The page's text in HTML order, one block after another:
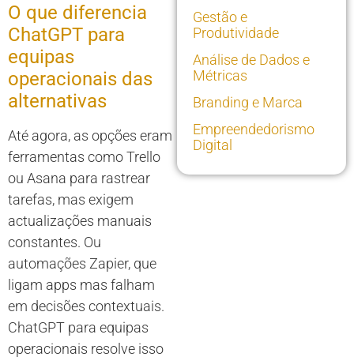
O que diferencia
ChatGPT para
equipas
operacionais das
alternativas
Até agora, as opções eram
ferramentas como Trello
ou Asana para rastrear
tarefas, mas exigem
actualizações manuais
constantes. Ou
automações Zapier, que
ligam apps mas falham
em decisões contextuais.
ChatGPT para equipas
operacionais resolve isso
Gestão e
Produtividade
Análise de Dados e
Métricas
Branding e Marca
Empreendedorismo
Digital